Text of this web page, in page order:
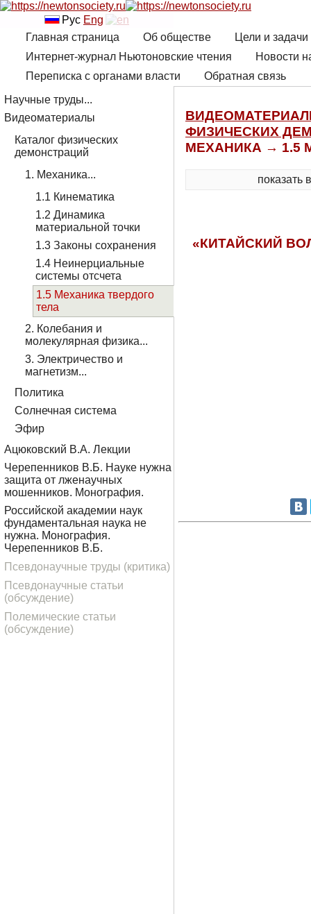
Рус Eng
Главная страница
Об обществе
Цели и
Интернет-журнал Ньютоновские чтения
Новости
Переписка с органами власти
Обратная связь
ФИЗИЧЕСКИХ
МЕХАНИКА → 1.5
показать
«КИТАЙСКИЙ
Научные труды...
Видеоматериалы
Каталог физических
демонстраций
1. Механика...
1.1 Кинематика
1.2 Динамика
материальной точки
1.3 Законы сохранения
1.4 Неинерциальные
системы отсчета
1.5 Механика твердого
тела
2. Колебания и
молекулярная физика...
3. Электричество и
магнетизм...
Политика
Солнечная система
Эфир
Ацюковский В.А. Лекции
Черепенников В.Б. Науке нужна
защита от лженаучных
мошенников. Монография.
Российской академии наук
фундаментальная наука не
нужна. Монография.
Черепенников В.Б.
Псевдонаучные труды (критика)
Псевдонаучные статьи
(обсуждение)
Полемические статьи
(обсуждение)